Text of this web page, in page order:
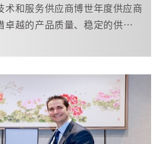
术和服务供应商博世年度供应商
越的产品质量、稳定的供应保